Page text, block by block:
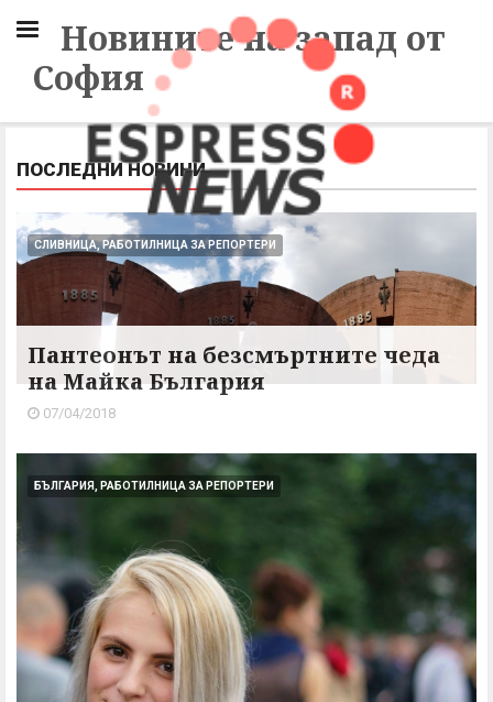
Новините на запад от
София
ПОСЛЕДНИ НОВИНИ
СЛИВНИЦА, РАБОТИЛНИЦА ЗА РЕПОРТЕРИ
Пантеонът на безсмъртните чеда
на Майка България
07/04/2018
БЪЛГАРИЯ, РАБОТИЛНИЦА ЗА РЕПОРТЕРИ